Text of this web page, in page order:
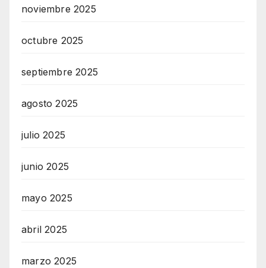
noviembre 2025
octubre 2025
septiembre 2025
agosto 2025
julio 2025
junio 2025
mayo 2025
abril 2025
marzo 2025